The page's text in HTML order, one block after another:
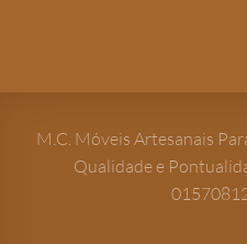
M.C. Móveis Artesanais
Qualidade e